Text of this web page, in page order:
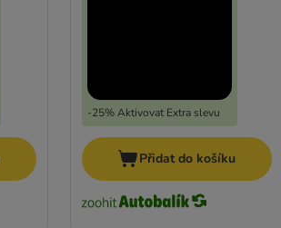
-25% Aktivovat Extra slevu
Přidat do košíku